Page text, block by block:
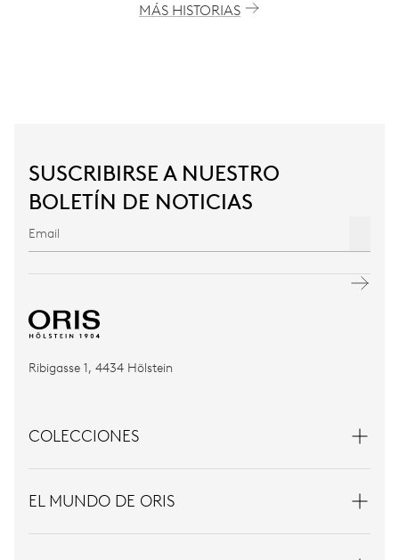
MÁS HISTORIAS
SUSCRIBIRSE A NUESTRO
BOLETÍN DE NOTICIAS
Ribigasse 1, 4434 Hölstein
COLECCIONES
EL MUNDO DE ORIS